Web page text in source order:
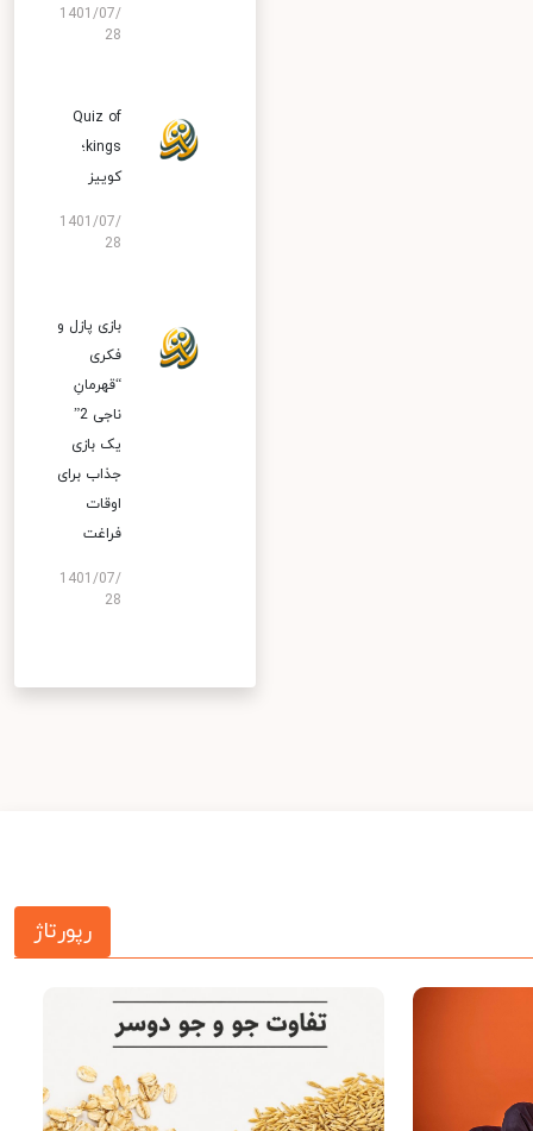
1401/07/
28
Quiz of
kings؛
کوییز
1401/07/
28
بازی پازل و
فکری
“قهرمانِ
ناجی 2”
یک بازی
جذاب برای
اوقات
فراغت
1401/07/
28
رپورتاژ